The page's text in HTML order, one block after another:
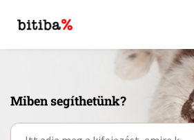
Miben segíthetünk?